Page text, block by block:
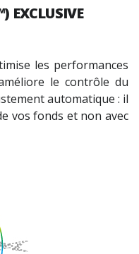
EXCLUSIVE
les performances
le contrôle du
automatique : il
vos fonds et non avec